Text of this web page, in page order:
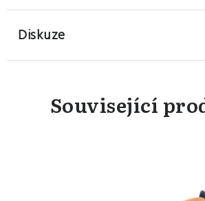
Diskuze
Související